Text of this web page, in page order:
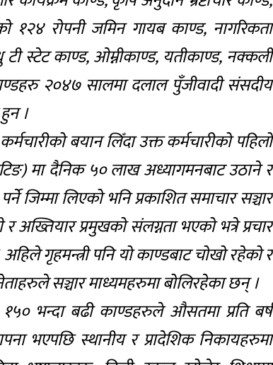
१२४ रोपनी जमिन गायब काण्ड, नागरिकता
स्टेट काण्ड, ओम्नीकाण्ड, यतीकाण्ड, नक्कली
२०४७ सालमा दलाल पुँजीवादी संसदीय
।
बयान लिँदा उक्त कर्मचारीको पहिलो
मा दैनिक ५० लाख अध्यागमनबाट उठाने र
जिम्मा लिएको भनि प्रकाशित समाचार सञ्चार
अख्तियार प्रमुखको संलग्नता भएको भत्रे प्रचार
अहिले गृहमन्त्री पनि यो काण्डबाट चोखो रहेको र
सञ्चार माध्यमहरुमा बोलिरहेका छन् ।
भन्दा बढी काण्डहरुले औसतमा प्रति बर्ष
भएपछि स्थानीय र प्रादेशिक निकायहरुमा